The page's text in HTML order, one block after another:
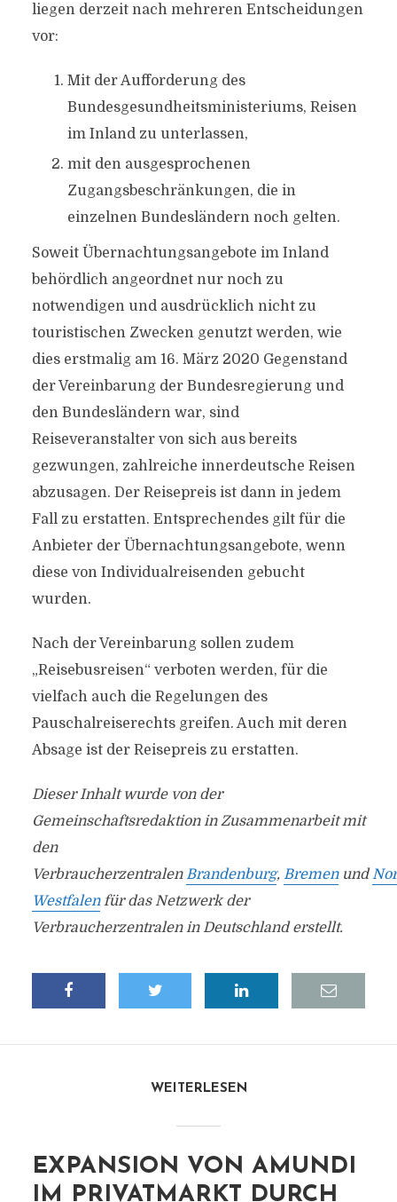
liegen derzeit nach mehreren Entscheidungen
vor:
Mit der Aufforderung des
Bundesgesundheitsministeriums, Reisen
im Inland zu unterlassen,
mit den ausgesprochenen
Zugangsbeschränkungen, die in
einzelnen Bundesländern noch gelten.
Soweit Übernachtungsangebote im Inland
behördlich angeordnet nur noch zu
notwendigen und ausdrücklich nicht zu
touristischen Zwecken genutzt werden, wie
dies erstmalig am 16. März 2020 Gegenstand
der Vereinbarung der Bundesregierung und
den Bundesländern war, sind
Reiseveranstalter von sich aus bereits
gezwungen, zahlreiche innerdeutsche Reisen
abzusagen. Der Reisepreis ist dann in jedem
Fall zu erstatten. Entsprechendes gilt für die
Anbieter der Übernachtungsangebote, wenn
diese von Individualreisenden gebucht
wurden.
Nach der Vereinbarung sollen zudem
„Reisebusreisen“ verboten werden, für die
vielfach auch die Regelungen des
Pauschalreiserechts greifen. Auch mit deren
Absage ist der Reisepreis zu erstatten.
Dieser Inhalt wurde von der
Gemeinschaftsredaktion in Zusammenarbeit mit
den
Verbraucherzentralen Brandenburg, Bremenund
Westfalenfür das Netzwerk der
Verbraucherzentralen in Deutschland erstellt.
WEITERLESEN
EXPANSION VON AMUNDI
IM PRIVATMARKT DURCH